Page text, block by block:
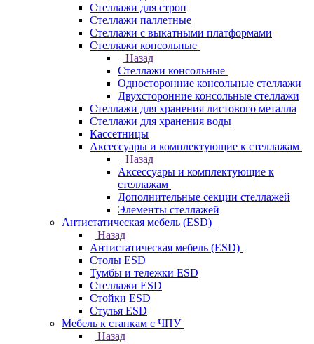
Стеллажи для строп
Стеллажи паллетные
Стеллажи с выкатными платформами
Стеллажи консольные
Назад
Стеллажи консольные
Односторонние консольные стеллажи
Двухсторонние консольные стеллажи
Стеллажи для хранения листового металла
Стеллажи для хранения воды
Кассетницы
Аксесcуары и комплектующие к стеллажам
Назад
Аксесcуары и комплектующие к
стеллажам
Дополнительные секции стеллажей
Элементы стеллажей
Антистатическая мебель (ESD)
Назад
Антистатическая мебель (ESD)
Столы ESD
Тумбы и тележки ESD
Стеллажи ESD
Стойки ESD
Стулья ESD
Мебель к станкам с ЧПУ
Назад